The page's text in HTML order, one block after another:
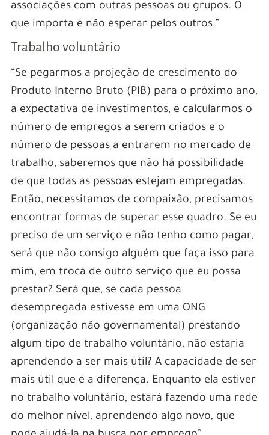
associações com outras pessoas ou grupos. O
que importa é não esperar pelos outros.”
Trabalho voluntário
“Se pegarmos a projeção de crescimento do
Produto Interno Bruto (PIB) para o próximo ano,
a expectativa de investimentos, e calcularmos o
número de empregos a serem criados e o
número de pessoas a entrarem no mercado de
trabalho, saberemos que não há possibilidade
de que todas as pessoas estejam empregadas.
Então, necessitamos de compaixão, precisamos
encontrar formas de superar esse quadro. Se eu
preciso de um serviço e não tenho como pagar,
será que não consigo alguém que faça isso para
mim, em troca de outro serviço que eu possa
prestar? Será que, se cada pessoa
desempregada estivesse em uma ONG
(organização não governamental) prestando
algum tipo de trabalho voluntário, não estaria
aprendendo a ser mais útil? A capacidade de ser
mais útil que é a diferença. Enquanto ela estiver
no trabalho voluntário, estará fazendo uma rede
do melhor nível, aprendendo algo novo, que